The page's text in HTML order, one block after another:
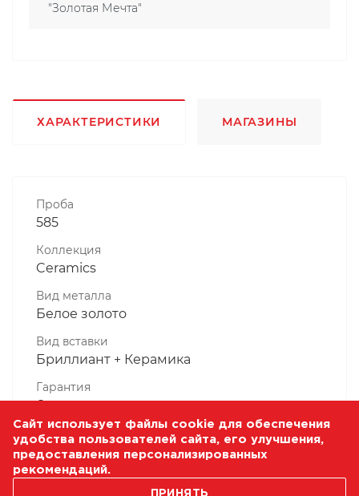
"Золотая Мечта"
ХАРАКТЕРИСТИКИ МАГАЗИНЫ
Проба
585
Коллекция
Ceramics
Вид металла
Белое золото
Вид вставки
Бриллиант + Керамика
Гарантия
6 месяцев
Комплектность, шт
1 Штука
Масса, гр
Сайт использует файлы cookie для обеспечения
удобства пользователей сайта, его улучшения,
предоставления персонализированных
рекомендаций.
ПРИНЯТЬ